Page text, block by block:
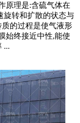
原理是:含硫气体在
旋转和扩散的状态与
的过程是使气液形
始终接近中性,能使
...